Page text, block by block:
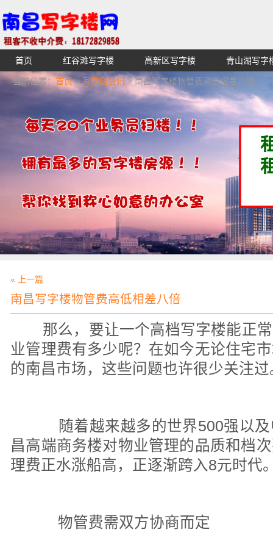
【不收中介费】南昌写字楼出租租赁招租出售,找高端高
湖青云谱写字楼
首页 红谷滩写字楼 高新区写字楼 青山湖写字
当前位置： 首页>写字楼资讯> 南昌写字楼物管费高低相差八倍
« 上一篇
南昌写字楼物管费高低相差八倍
那么，要让一个高档写字楼能正
业管理费有多少呢？在如今无论住宅
的南昌市场，这些问题也许很少关注过
随着越来越多的世界500强以及
昌高端商务楼对物业管理的品质和档
理费正水涨船高，正逐渐跨入8元时代
物管费需双方协商而定